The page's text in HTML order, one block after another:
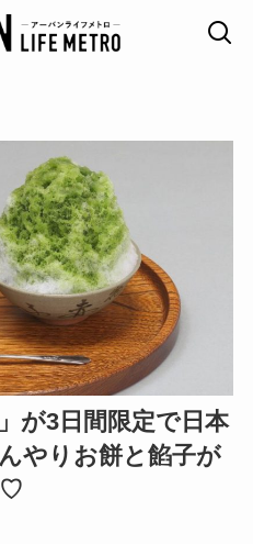
が3日間限定で日本
やりお餅と餡子が
♡